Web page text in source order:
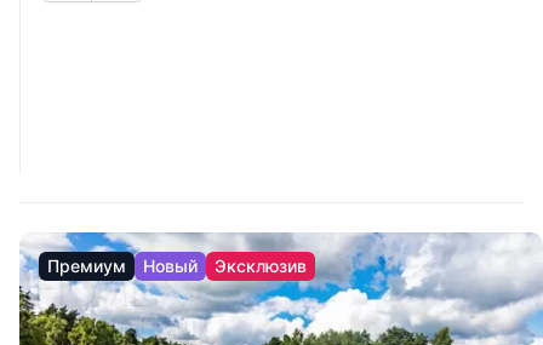
Премиум Новый Эксклюзив